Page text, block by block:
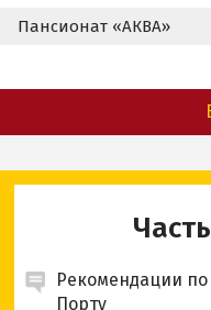
Пансионат «АКВА»
Рекомендации
Порту